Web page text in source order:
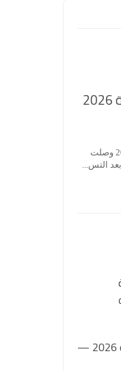
نتائج مسابقة توظيف الأساتذة 2026
concours.onec.dz آخر تحديث: 06 أوت 2026 وصلت
التس...
نتائج مسابقة توظيف الأساتذة 2026 —